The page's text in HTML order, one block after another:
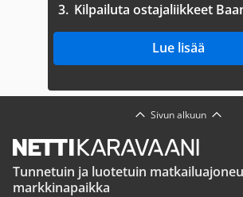
3. Kilpailuta ostajaliikkeet
Lue lisää
Sivun alkuun
Tunnetuin ja luotetuin
markkinapaikka